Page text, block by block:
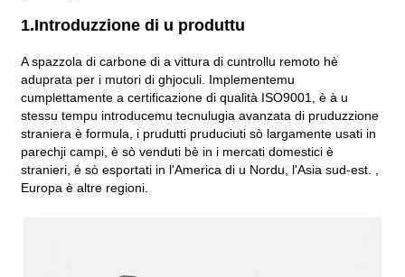
1.Introduzzione di u produttu
A spazzola di carbone di a vittura di cuntrollu remoto hè
aduprata per i mutori di ghjoculi. Implementemu
cumplettamente a certificazione di qualità ISO9001, è à u
stessu tempu introducemu tecnulugia avanzata di pruduzzione
straniera è formula, i prudutti pruduciuti sò largamente usati in
parechji campi, è sò venduti bè in i mercati domestici è
stranieri, è sò esportati in l'America di u Nordu, l'Asia sud-est. ,
Europa è altre regioni.